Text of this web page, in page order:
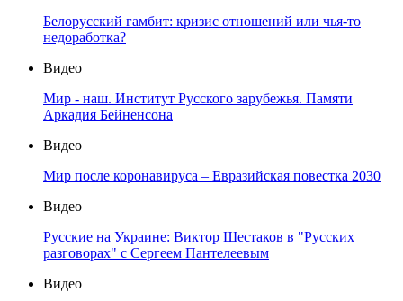
Белорусский гамбит: кризис отношений или чья-то
недоработка?
Видео
Мир - наш. Институт Русского зарубежья. Памяти
Аркадия Бейненсона
Видео
Мир после коронавируса – Евразийская повестка 2030
Видео
Русские на Украине: Виктор Шестаков в "Русских
разговорах" с Сергеем Пантелеевым
Видео